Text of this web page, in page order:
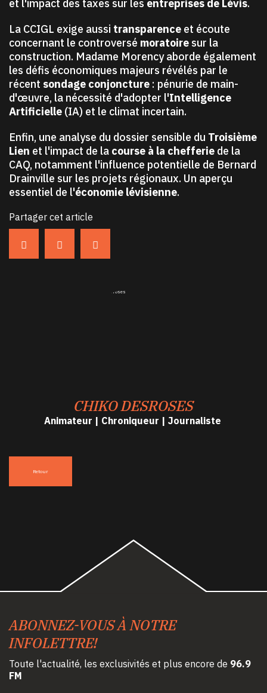
et l'impact des taxes sur les entreprises de Lévis.
La CCIGL exige aussi transparence et écoute
concernant le controversé moratoire sur la
construction. Madame Morency aborde également
les défis économiques majeurs révélés par le
récent sondage conjoncture : pénurie de main-
d'œuvre, la nécessité d'adopter l'Intelligence
Artificielle (IA) et le climat incertain.
Enfin, une analyse du dossier sensible du Troisième
Lien et l'impact de la course à la chefferie de la
CAQ, notamment l'influence potentielle de Bernard
Drainville sur les projets régionaux. Un aperçu
essentiel de l'économie lévisienne.
Partager cet article
CHIKO DESROSES
Animateur | Chroniqueur | Journaliste
Retour
ABONNEZ-VOUS À NOTRE
INFOLETTRE!
Toute l'actualité, les exclusivités et plus encore de 96.9
FM